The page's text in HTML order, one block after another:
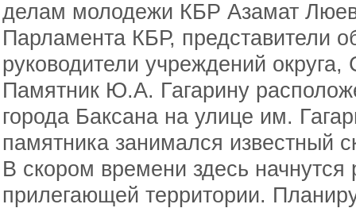
делам молодежи КБР Азамат
Парламента КБР, представители
руководители учреждений
Памятник Ю.А. Гагарину
города Баксана на улице им.
памятника занимался известный
В скором времени здесь начнутся
прилегающей территории.